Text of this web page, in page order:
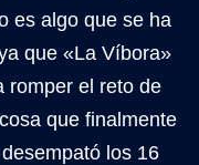
es algo que se ha
que «La Víbora»
romper el reto de
que finalmente
desempató los 16